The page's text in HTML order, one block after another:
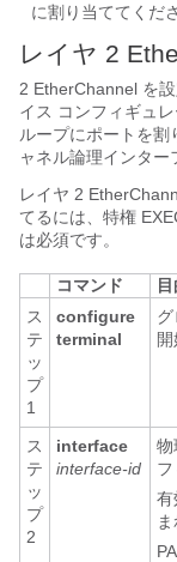
に割り当ててくだ
レイヤ 2
2 EtherChannel を設
イス コンフィギュ
ループにポートを
ャネル論理インター
レイヤ 2
てるには、特権
は必須です。
コマンド
ス
テ
ッ
プ
1
configure
terminal
開
ス
テ
ッ
プ
2
interface
interface-id
物
有